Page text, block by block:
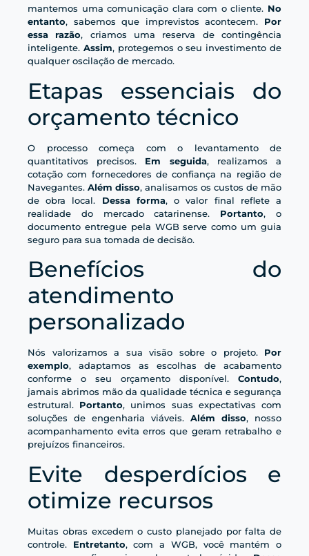
mantemos uma comunicação clara com o cliente. No
entanto, sabemos que imprevistos acontecem. Por
essa razão, criamos uma reserva de contingência
inteligente. Assim, protegemos o seu investimento de
qualquer oscilação de mercado.
Etapas essenciais do
orçamento técnico
O processo começa com o levantamento de
quantitativos precisos. Em seguida, realizamos a
cotação com fornecedores de confiança na região de
Navegantes. Além disso, analisamos os custos de mão
de obra local. Dessa forma, o valor final reflete a
realidade do mercado catarinense. Portanto, o
documento entregue pela WGB serve como um guia
seguro para sua tomada de decisão.
Benefícios do
atendimento
personalizado
Nós valorizamos a sua visão sobre o projeto. Por
exemplo, adaptamos as escolhas de acabamento
conforme o seu orçamento disponível. Contudo,
jamais abrimos mão da qualidade técnica e segurança
estrutural. Portanto, unimos suas expectativas com
soluções de engenharia viáveis. Além disso, nosso
acompanhamento evita erros que geram retrabalho e
prejuízos financeiros.
Evite desperdícios e
otimize recursos
Muitas obras excedem o custo planejado por falta de
controle. Entretanto, com a WGB, você mantém o